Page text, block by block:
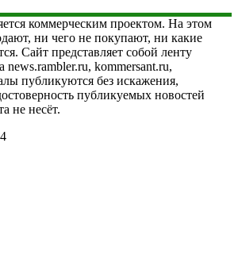
коммерческим проектом. На этом
ни чего не покупают, ни какие
Сайт представляет собой ленту
news.rambler.ru, kommersant.ru,
публикуются без искажения,
публикуемых новостей
не несёт.